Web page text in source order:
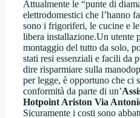
Attualmente le “punte di
elettrodomestici che l’hanno
sono i frigoriferi, le cucine e
libera installazione.Un utente
montaggio del tutto da solo,
stati resi essenziali e facili da
dire risparmiare sulla
per legge, è opportuno che ci
conformità da parte di un’
Hotpoint Ariston Via
Sicuramente i costi sono